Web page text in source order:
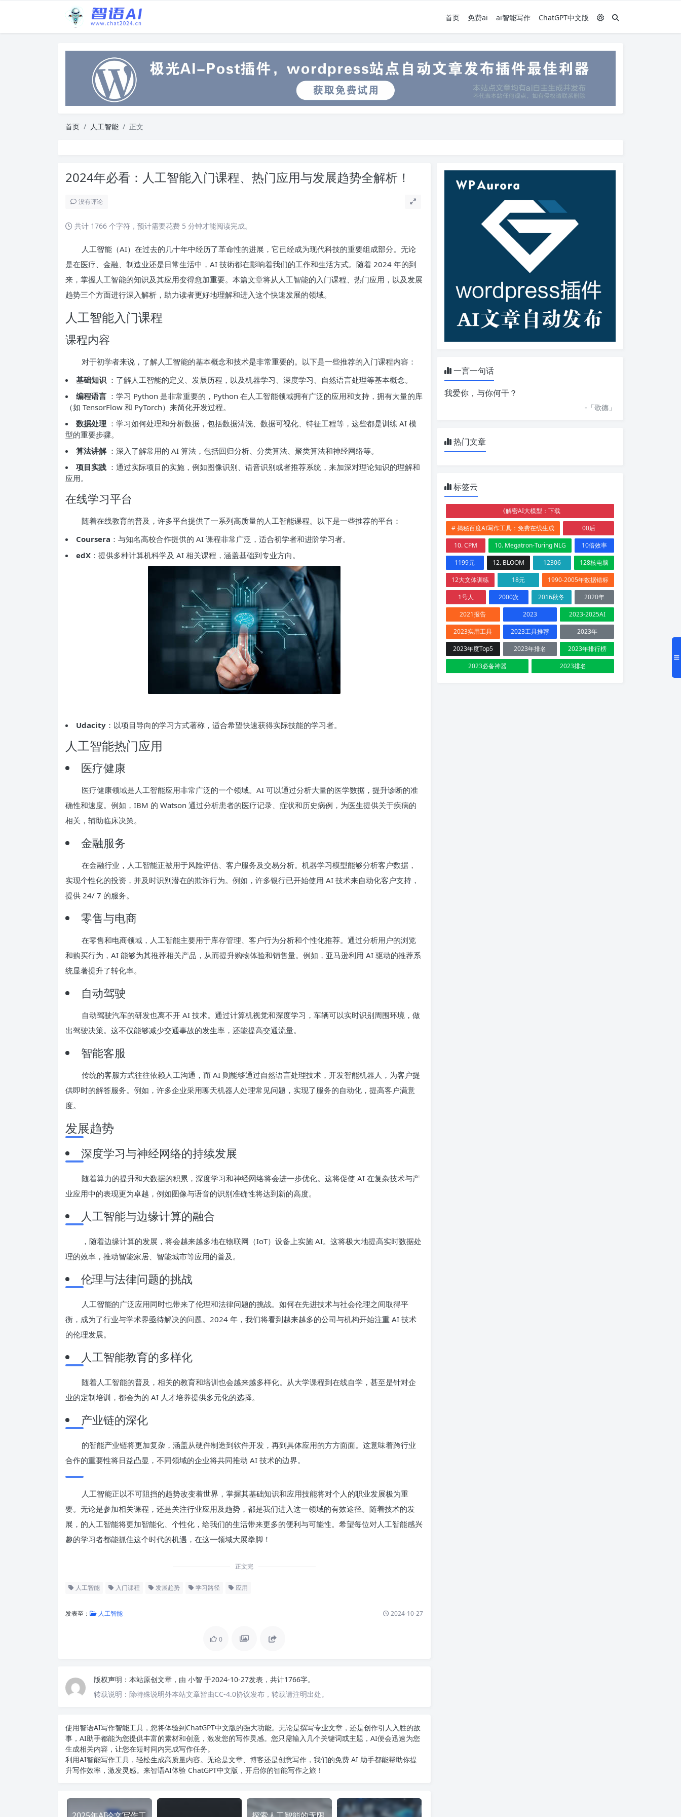
首页 免费ai ai智能写作 ChatGPT中文版
首页 人工智能 正文
2024年必看：人工智能入门课程、热门应用与发展趋势全解析！
没有评论
共计 1766 个字符，预计需要花费 5 分钟才能阅读完成。
人工智能（AI）在过去的几十年中经历了革命性的进展，它已经成为现代科技的重要组成部分。无论
是在医疗、金融、制造业还是日常生活中，AI 技術都在影响着我们的工作和生活方式。随着 2024 年的到
来，掌握人工智能的知识及其应用变得愈加重要。本篇文章将从人工智能的入门课程、热门应用，以及发展
趋势三个方面进行深入解析，助力读者更好地理解和进入这个快速发展的领域。
人工智能入门课程
课程内容
对于初学者来说，了解人工智能的基本概念和技术是非常重要的。以下是一些推荐的入门课程内容：
基础知识 ：了解人工智能的定义、发展历程，以及机器学习、深度学习、自然语言处理等基本概念。
编程语言 ：学习 Python 是非常重要的，Python 在人工智能领域拥有广泛的应用和支持，拥有大量的库
（如 TensorFlow 和 PyTorch）来简化开发过程。
数据处理 ：学习如何处理和分析数据，包括数据清洗、数据可视化、特征工程等，这些都是训练 AI 模
型的重要步骤。
算法讲解 ：深入了解常用的 AI 算法，包括回归分析、分类算法、聚类算法和神经网络等。
项目实践 ：通过实际项目的实施，例如图像识别、语音识别或者推荐系统，来加深对理论知识的理解和
应用。
在线学习平台
随着在线教育的普及，许多平台提供了一系列高质量的人工智能课程。以下是一些推荐的平台：
Coursera ：与知名高校合作提供的 AI 课程非常广泛，适合初学者和进阶学习者。
edX ：提供多种计算机科学及 AI 相关课程，涵盖基础到专业方向。
Udacity ：以项目导向的学习方式著称，适合希望快速获得实际技能的学习者。
人工智能热门应用
医疗健康
医疗健康领域是人工智能应用非常广泛的一个领域。AI 可以通过分析大量的医学数据，提升诊断的准
确性和速度。例如，IBM 的 Watson 通过分析患者的医疗记录、症状和历史病例，为医生提供关于疾病的
相关，辅助临床决策。
金融服务
在金融行业，人工智能正被用于风险评估、客户服务及交易分析。机器学习模型能够分析客户数据，
实现个性化的投资，并及时识别潜在的欺诈行为。例如，许多银行已开始使用 AI 技术来自动化客户支持，
提供 24/ 7 的服务。
零售与电商
在零售和电商领域，人工智能主要用于库存管理、客户行为分析和个性化推荐。通过分析用户的浏览
和购买行为，AI 能够为其推荐相关产品，从而提升购物体验和销售量。例如，亚马逊利用 AI 驱动的推荐系
统显著提升了转化率。
自动驾驶
自动驾驶汽车的研发也离不开 AI 技术。通过计算机视觉和深度学习，车辆可以实时识别周围环境，做
出驾驶决策。这不仅能够减少交通事故的发生率，还能提高交通流量。
智能客服
传统的客服方式往往依赖人工沟通，而 AI 则能够通过自然语言处理技术，开发智能机器人，为客户提
供即时的解答服务。例如，许多企业采用聊天机器人处理常见问题，实现了服务的自动化，提高客户满意
度。
发展趋势
深度学习与神经网络的持续发展
随着算力的提升和大数据的积累，深度学习和神经网络将会进一步优化。这将促使 AI 在复杂技术与产
业应用中的表现更为卓越，例如图像与语音的识别准确性将达到新的高度。
人工智能与边缘计算的融合
，随着边缘计算的发展，将会越来越多地在物联网（IoT）设备上实施 AI。这将极大地提高实时数据处
理的效率，推动智能家居、智能城市等应用的普及。
伦理与法律问题的挑战
人工智能的广泛应用同时也带来了伦理和法律问题的挑战。如何在先进技术与社会伦理之间取得平
衡，成为了行业与学术界亟待解决的问题。2024 年，我们将看到越来越多的公司与机构开始注重 AI 技术
的伦理发展。
人工智能教育的多样化
随着人工智能的普及，相关的教育和培训也会越来越多样化。从大学课程到在线自学，甚至是针对企
业的定制培训，都会为的 AI 人才培养提供多元化的选择。
产业链的深化
的智能产业链将更加复杂，涵盖从硬件制造到软件开发，再到具体应用的方方面面。这意味着跨行业
合作的重要性将日益凸显，不同领域的企业将共同推动 AI 技术的边界。
人工智能正以不可阻挡的趋势改变着世界，掌握其基础知识和应用技能将对个人的职业发展极为重
要。无论是参加相关课程，还是关注行业应用及趋势，都是我们进入这一领域的有效途径。随着技术的发
展，的人工智能将更加智能化、个性化，给我们的生活带来更多的便利与可能性。希望每位对人工智能感兴
趣的学习者都能抓住这个时代的机遇，在这一领域大展拳脚！
正文完
人工智能 入门课程 发展趋势 学习路径 应用
发表至： 人工智能 2024-10-27
0
版权声明： 本站原创文章，由 小智 于2024-10-27发表，共计1766字。
转载说明： 除特殊说明外本站文章皆由CC-4.0协议发布，转载请注明出处。
使用智语AI写作智能工具，您将体验到ChatGPT中文版的强大功能。无论是撰写专业文章，还是创作引人入胜的故
事，AI助手都能为您提供丰富的素材和创意，激发您的写作灵感。您只需输入几个关键词或主题，AI便会迅速为您
生成相关内容，让您在短时间内完成写作任务。
利用AI智能写作工具，轻松生成高质量内容。无论是文章、博客还是创意写作，我们的免费 AI 助手都能帮助你提
升写作效率，激发灵感。来智语AI体验 ChatGPT中文版 ，开启你的智能写作之旅！
一言一句话
我爱你，与你何干？
-「歌德 」
热门文章
标签云
《解密AI大模型：下载
# 揭秘百度AI写作工具：免费在线生成
00后
10. CPM
10. Megatron-Turing NLG
10倍效率
1199元
12. BLOOM 12306
128核电脑
12大文体训练
18元
1990-2005年数据错标
1号人
2000次 2016秋冬
2020年
2021报告
2023
2023-2025AI
2023实用工具
2023工具推荐
2023年
2023年度Top5
2023年排名
2023年排行榜
2023必备神器
2023排名